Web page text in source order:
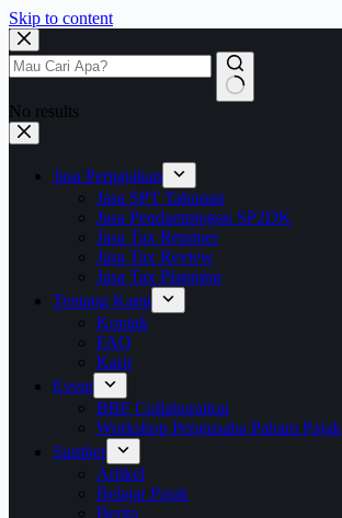
Skip to content
No results
Jasa Perpajakan
Jasa SPT Tahunan
Jasa Pendampingan SP2DK
Jasa Tax Retainer
Jasa Tax Review
Jasa Tax Planning
Tentang Kami
Kontak
FAQ
Karir
Event
BBF Collaboration
Workshop Pengusaha Paham Pajak
Sumber
Artikel
Belajar Pajak
Berita